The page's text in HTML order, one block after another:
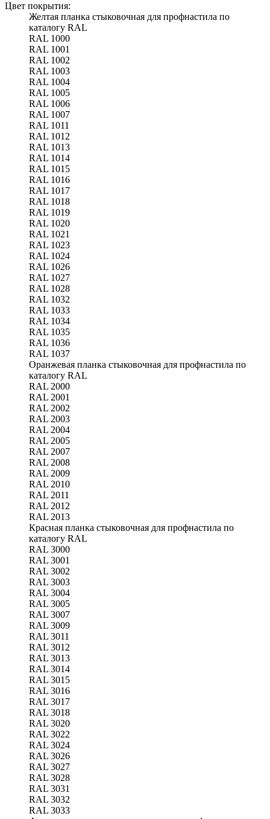
Цвет покрытия:
Желтая планка стыковочная для профнастила по
каталогу RAL
RAL 1000
RAL 1001
RAL 1002
RAL 1003
RAL 1004
RAL 1005
RAL 1006
RAL 1007
RAL 1011
RAL 1012
RAL 1013
RAL 1014
RAL 1015
RAL 1016
RAL 1017
RAL 1018
RAL 1019
RAL 1020
RAL 1021
RAL 1023
RAL 1024
RAL 1026
RAL 1027
RAL 1028
RAL 1032
RAL 1033
RAL 1034
RAL 1035
RAL 1036
RAL 1037
Оранжевая планка стыковочная для профнастила по
каталогу RAL
RAL 2000
RAL 2001
RAL 2002
RAL 2003
RAL 2004
RAL 2005
RAL 2007
RAL 2008
RAL 2009
RAL 2010
RAL 2011
RAL 2012
RAL 2013
Красная планка стыковочная для профнастила по
каталогу RAL
RAL 3000
RAL 3001
RAL 3002
RAL 3003
RAL 3004
RAL 3005
RAL 3007
RAL 3009
RAL 3011
RAL 3012
RAL 3013
RAL 3014
RAL 3015
RAL 3016
RAL 3017
RAL 3018
RAL 3020
RAL 3022
RAL 3024
RAL 3026
RAL 3027
RAL 3028
RAL 3031
RAL 3032
RAL 3033